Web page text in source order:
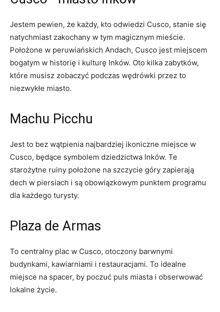
Jestem ⁤pewien, że każdy, kto‍ odwiedzi Cusco, ​stanie się
natychmiast zakochany w tym magicznym mieście.⁣
Położone w peruwiańskich ‌Andach, Cusco jest miejscem‌
bogatym⁣ w historię i kulturę⁣ Inków. Oto kilka⁣ zabytków,
które​ musisz ‌zobaczyć podczas wędrówki przez‌ to⁢
niezwykłe⁣ miasto.
Machu​ Picchu
Jest to bez wątpienia najbardziej ikoniczne ‍miejsce w
Cusco, będące symbolem dziedzictwa Inków.⁢ Te
starożytne ruiny​ położone na ⁢szczycie góry zapierają
‍dech ‌w piersiach i⁣ są obowiązkowym punktem ‌programu⁣
dla każdego turysty.
Plaza de ‍Armas
To centralny ⁢plac w Cusco,⁢ otoczony barwnymi
‍budynkami, kawiarniami i restauracjami. To⁤ idealne
miejsce na spacer, by poczuć puls miasta i obserwować
lokalne⁢ życie.